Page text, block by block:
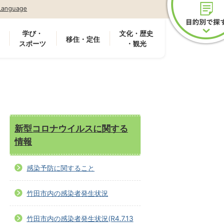
学び・
スポーツ
移住・定住
文化・歴史
・観光
新型コロナウイルスに関する
情報
感染予防に関すること
竹田市内の感染者発生状況
竹田市内の感染者発生状況(R4.7.13